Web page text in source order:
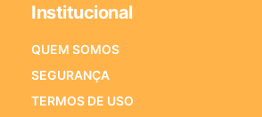
Institucional
QUEM SOMOS
SEGURANÇA
TERMOS DE USO